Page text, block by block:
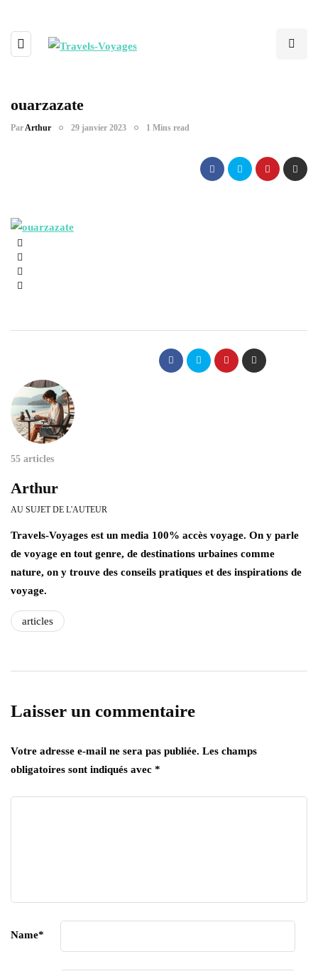
ouarzazate
ParArthur 29 janvier 2023 1 Mins read
55 articles
Arthur
AU SUJET DE L'AUTEUR
Travels-Voyages est un media 100% accès voyage. On y parle
de voyage en tout genre, de destinations urbaines comme
nature, on y trouve des conseils pratiques et des inspirations de
voyage.
articles
Laisser un commentaire
Votre adresse e-mail ne sera pas publiée. Les champs
obligatoires sont indiqués avec *
Name*